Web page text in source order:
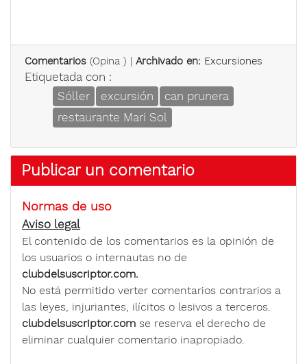
Comentarios (Opina ) | Archivado en: Excursiones
Etiquetada con :
Sóller
excursión
can prunera
restaurante Mari Sol
Publicar un comentario
Normas de uso
Aviso legal
El contenido de los comentarios es la opinión de
los usuarios o internautas no de
clubdelsuscriptor.com.
No está permitido verter comentarios contrarios a
las leyes, injuriantes, ilícitos o lesivos a terceros.
clubdelsuscriptor.com se reserva el derecho de
eliminar cualquier comentario inapropiado.